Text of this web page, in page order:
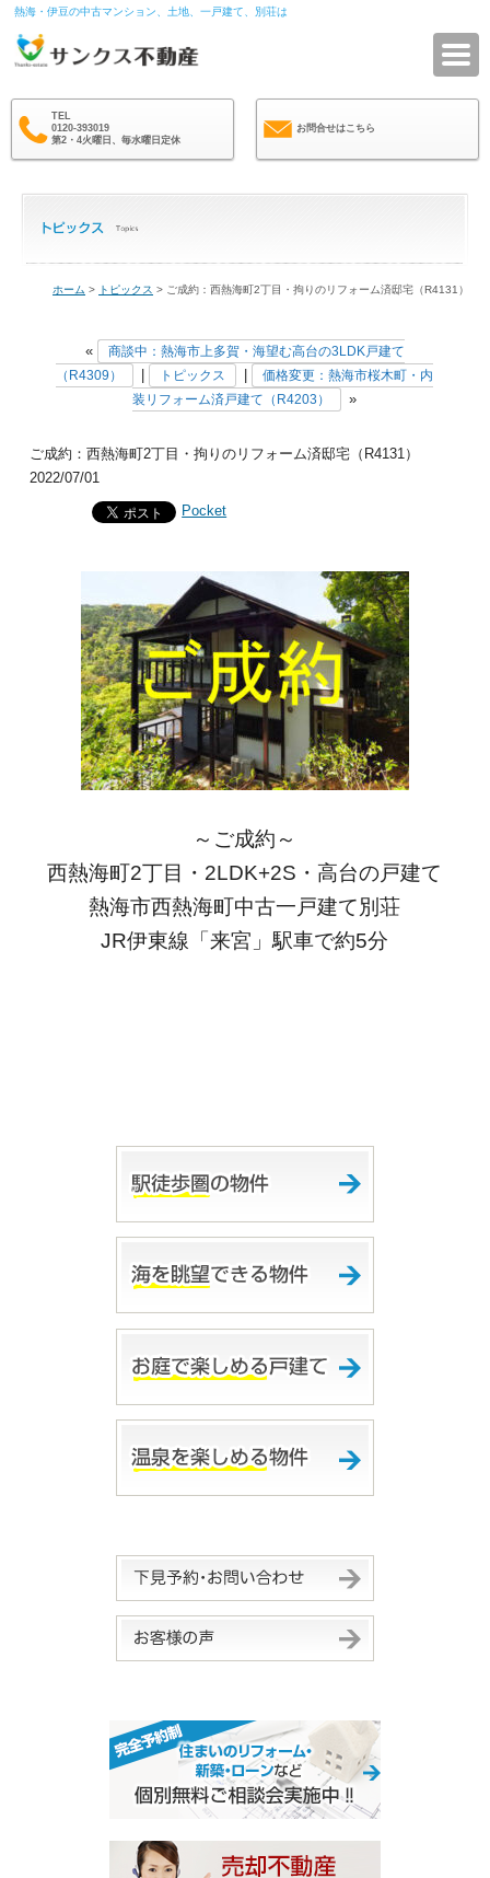
熱海・伊豆の中古マンション、土地、一戸建て、別荘は
TEL
0120-393019
第2・4火曜日、毎水曜日定休
お問合せはこちら
ホーム > トピックス > ご成約：西熱海町2丁目・拘りのリフォーム済邸宅（R4131）
«
商談中：熱海市上多賀・海望む高台の3LDK戸建て
（R4309）
トピックス
価格変更：熱海市桜木町・内
装リフォーム済戸建て（R4203）
»
ご成約：西熱海町2丁目・拘りのリフォーム済邸宅（R4131）
2022/07/01
Pocket
～ご成約～
西熱海町2丁目・2LDK+2S・高台の戸建て
熱海市西熱海町中古一戸建て別荘
JR伊東線「来宮」駅車で約5分